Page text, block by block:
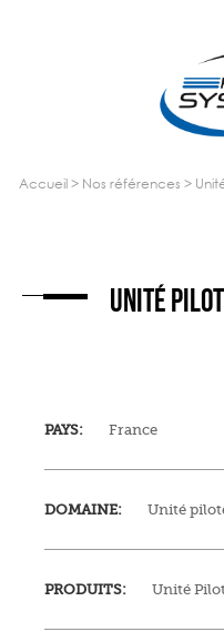
accueil> nos références >
UNITÉ
PAYS: France
DOMAINE: Unité
PRODUITS: Unité